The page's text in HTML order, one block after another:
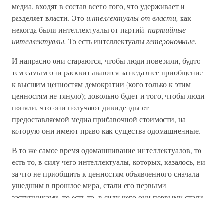
медиа, входят в состав всего того, что удерживает и
разделяет власти. Этоинтеллектуалы от власти, как
некогда были интеллектуалы от партий, партийные
интеллектуалы. То есть интеллектуалыгетерономные.
И напрасно они стараются, чтобы люди поверили, будто
тем самым они расквитываются за недавнее приобщение
к высшим ценностям демократии (кого только к этим
ценностям не тянуло); довольно будет и того, чтобы люди
поняли, что они получают дивиденды от
предоставляемой медиа прибавочной стоимости, на
которую они имеют право как существа одомашненные.
В то же самое время одомашнивание интеллектуалов, то
есть то, в силу чего интеллектуалы, которых, казалось, ни
за что не приобщить к ценностям объявленного сначала
ушедшим в прошлое мира, стали его первыми